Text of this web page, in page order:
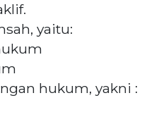
yaitu:
hukum, yakni :